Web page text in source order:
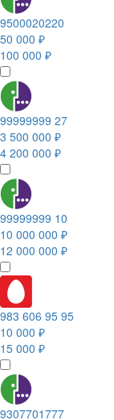
9500020220
50 000 ₽
100 000 ₽
99999999 27
3 500 000 ₽
4 200 000 ₽
99999999 10
10 000 000 ₽
12 000 000 ₽
983 606 95 95
10 000 ₽
15 000 ₽
9307701777